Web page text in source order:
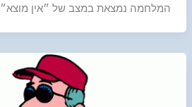
המלחמה נמצאת במצב של ״אין מוצא״